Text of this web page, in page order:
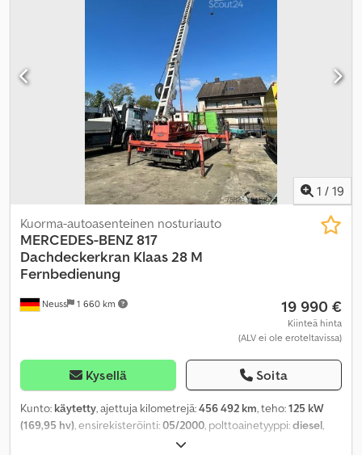
1 / 19
Neuss 1 660 km
Kuorma-autoasenteinen nosturiauto
MERCEDES-BENZ817
Dachdeckerkran Klaas 28 M
Fernbedienung
19 990 €
Kiinteä hinta
(ALV ei ole eroteltavissa)
Kysellä Soita
Kunto: käytetty, ajettuja kilometrejä:456 492 km, teho:125 kW
(169,95 hv), ensirekisteröinti:05/2000, polttoainetyyppi:diesel,
vihreä